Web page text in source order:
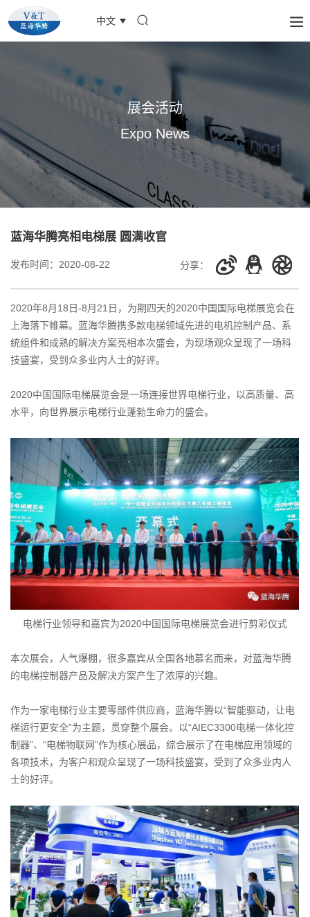
中文
展会活动
Expo News
蓝海华腾亮相电梯展 圆满收官
发布时间： 2020-08-22 分享：
2020年8月18日-8月21日，为期四天的2020中国国际电梯展览会在
上海落下帷幕。蓝海华腾携多款电梯领域先进的电机控制产品、系
统组件和成熟的解决方案亮相本次盛会，为现场观众呈现了一场科
技盛宴，受到众多业内人士的好评。
2020中国国际电梯展览会是一场连接世界电梯行业，以高质量、高
水平，向世界展示电梯行业蓬勃生命力的盛会。
电梯行业领导和嘉宾为2020中国国际电梯展览会进行剪彩仪式
本次展会，人气爆棚，很多嘉宾从全国各地慕名而来，对蓝海华腾
的电梯控制器产品及解决方案产生了浓厚的兴趣。
作为一家电梯行业主要零部件供应商，蓝海华腾以“智能驱动，让电
梯运行更安全”为主题，贯穿整个展会。以“AIEC3300电梯一体化控
制器”、“电梯物联网”作为核心展品，综合展示了在电梯应用领域的
各项技术，为客户和观众呈现了一场科技盛宴，受到了众多业内人
士的好评。